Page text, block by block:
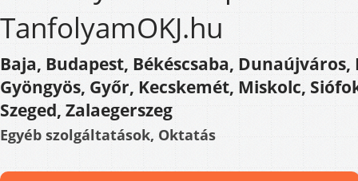
TanfolyamOKJ.hu
Baja, Budapest, Békéscsaba, Dunaújváros,
Gyöngyös, Győr, Kecskemét, Miskolc,
Szeged, Zalaegerszeg
Egyéb szolgáltatások, Oktatás